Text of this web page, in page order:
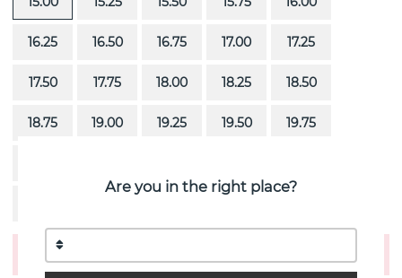
16.25 16.50 16.75 17.00 17.25
17.50 17.75 18.00 18.25 18.50
18.75 19.00 19.25 19.50 19.75
Are you in the right place?